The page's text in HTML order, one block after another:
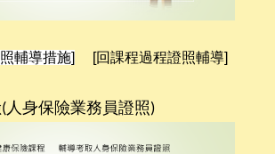
輔導措施] [回課程過程證照輔導]
( 人身保險業務員證照)